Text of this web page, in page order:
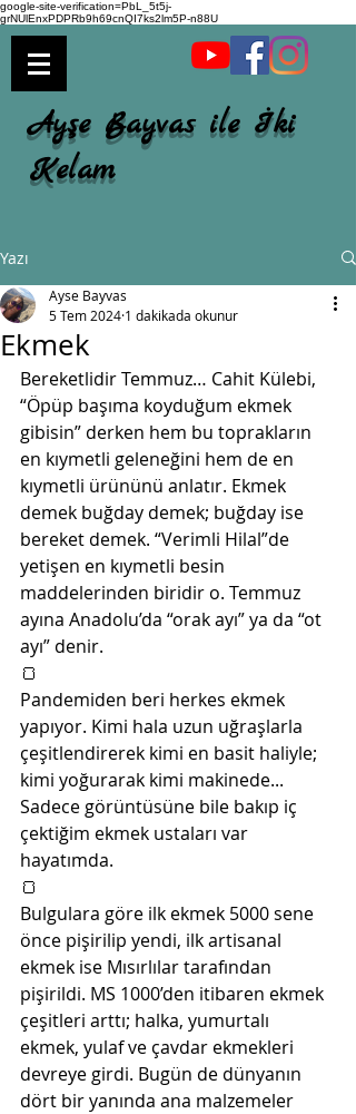
google-site-verification=PbL_5t5j-
grNUlEnxPDPRb9h69cnQI7ks2lm5P-n88U
Ayşe Bayvas ile İki
Kelam
Yazı
Ekmek
Ayse Bayvas
5 Tem 2024 1 dakikada okunur
Bereketlidir Temmuz… Cahit Külebi,
“Öpüp başıma koyduğum ekmek
gibisin” derken hem bu toprakların
en kıymetli geleneğini hem de en
kıymetli ürününü anlatır. Ekmek
demek buğday demek; buğday ise
bereket demek. “Verimli Hilal”de
yetişen en kıymetli besin
maddelerinden biridir o. Temmuz
ayına Anadolu’da “orak ayı” ya da “ot
ayı” denir.
🍞
Pandemiden beri herkes ekmek
yapıyor. Kimi hala uzun uğraşlarla
çeşitlendirerek kimi en basit haliyle;
kimi yoğurarak kimi makinede...
Sadece görüntüsüne bile bakıp iç
çektiğim ekmek ustaları var
hayatımda.
🍞
Bulgulara göre ilk ekmek 5000 sene
önce pişirilip yendi, ilk artisanal
ekmek ise Mısırlılar tarafından
pişirildi. MS 1000’den itibaren ekmek
çeşitleri arttı; halka, yumurtalı
ekmek, yulaf ve çavdar ekmekleri
devreye girdi. Bugün de dünyanın
dört bir yanında ana malzemeler